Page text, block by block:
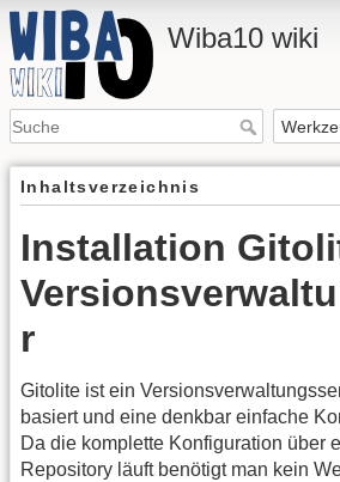
Wiba10 wiki
Inhaltsverzeichnis
Installation
r
Gitolite ist ein
basiert und eine denkbar einfache
Da die komplette Konfiguration über
Repository läuft benötigt man kein